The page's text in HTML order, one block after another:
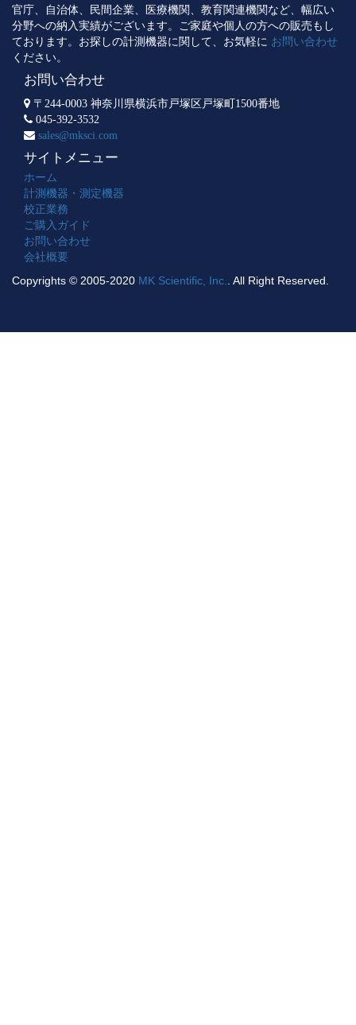
官庁、自治体、民間企業、医療機関、教育関連機関など、幅広い
分野への納入実績がございます。ご家庭や個人の方への販売もし
ております。お探しの計測機器に関して、お気軽に お問い合わせ
ください。
お問い合わせ
〒244-0003 神奈川県横浜市戸塚区戸塚町1500番地
045-392-3532
sales@mksci.com
サイトメニュー
ホーム
計測機器・測定機器
校正業務
ご購入ガイド
お問い合わせ
会社概要
Copyrights © 2005-2020 MK Scientific, Inc. . All Right Reserved.